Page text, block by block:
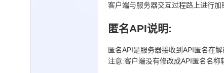
客户端与服务器交互过程路上进行
匿名API说明:
匿名API是服务器接收到API匿名在
注意:客户端没有修改成API匿名名称